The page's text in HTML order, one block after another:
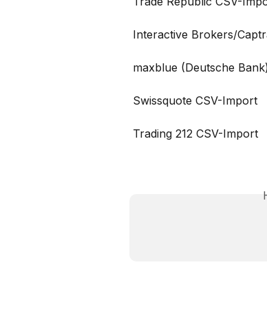
Interactive Brokers/
maxblue (Deutsche
Swissquote CSV-Import
Trading 212 CSV-Import